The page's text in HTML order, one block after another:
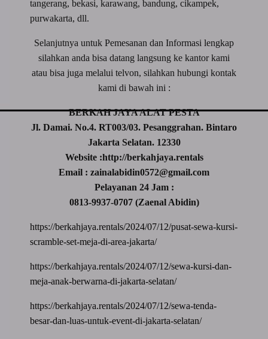
tangerang, bekasi, karawang, bandung, cikampek,
purwakarta, dll.
Selanjutnya untuk Pemesanan dan Informasi lengkap
silahkan anda bisa datang langsung ke kantor kami
atau bisa juga melalui telvon, silahkan hubungi kontak
kami di bawah ini :
BERKAH JAYA ALAT PESTA
Jl. Damai. No.4. RT003/03. Pesanggrahan. Bintaro
Jakarta Selatan. 12330
Website :http://berkahjaya.rentals
Email : zainalabidin0572@gmail.com
Pelayanan 24 Jam :
0813-9937-0707 (Zaenal Abidin)
https://berkahjaya.rentals/2024/07/12/pusat-sewa-kursi-
scramble-set-meja-di-area-jakarta/
https://berkahjaya.rentals/2024/07/12/sewa-kursi-dan-
meja-anak-berwarna-di-jakarta-selatan/
https://berkahjaya.rentals/2024/07/12/sewa-tenda-
besar-dan-luas-untuk-event-di-jakarta-selatan/